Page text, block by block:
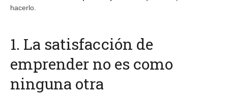
hacerlo.
1. La satisfacción de
emprender no es como
ninguna otra